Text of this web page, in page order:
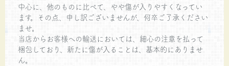
中心に、他のものに比べて、やや傷が入りやすくなってい
ます。その点、申し訳ございませんが、何卒ご了承ください
ませ。
当店からお客様への輸送においては、細心の注意を払って
梱包しており、新たに傷が入ることは、基本的にありませ
ん。